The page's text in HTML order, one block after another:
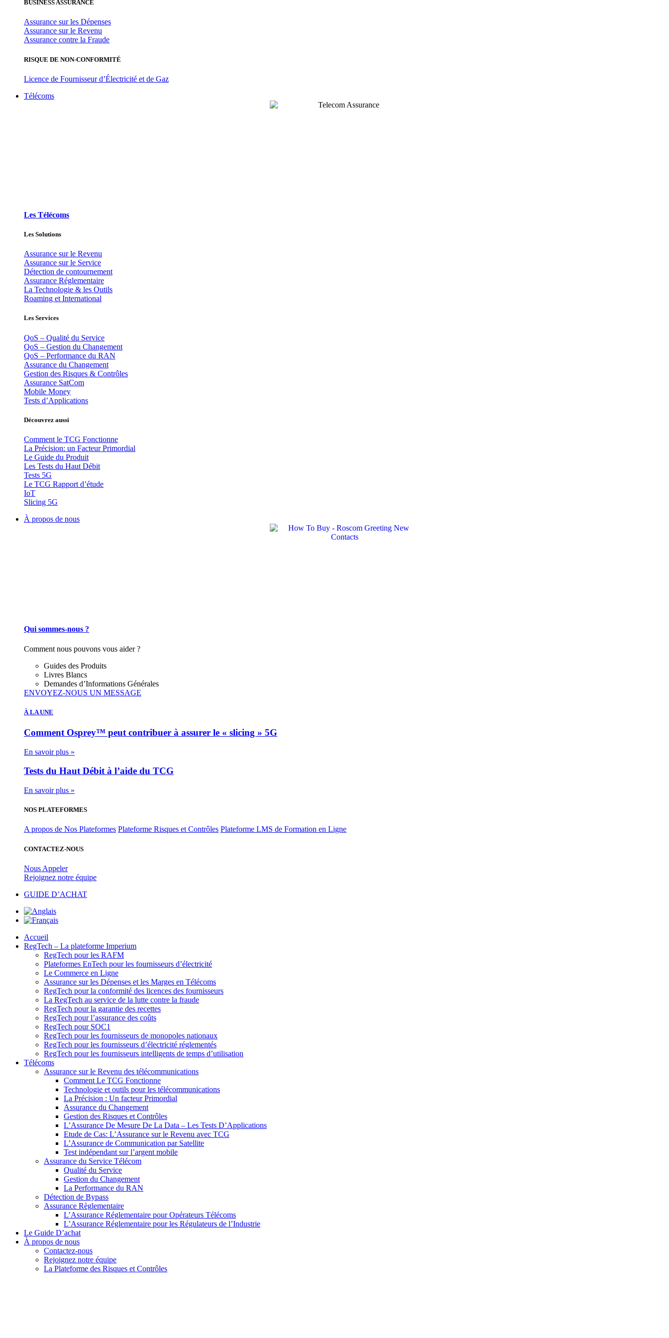
BUSINESS ASSURANCE
Assurance sur les Dépenses
Assurance sur le Revenu
Assurance contre la Fraude
RISQUE DE NON-CONFORMITÉ
Licence de Fournisseur d’Électricité et de Gaz
Télécoms
Les Télécoms
Les Solutions
Assurance sur le Revenu
Assurance sur le Service
Détection de contournement
Assurance Réglementaire
La Technologie & les Outils
Roaming et International
Les Services
QoS – Qualité du Service
QoS – Gestion du Changement
QoS – Performance du RAN
Assurance du Changement
Gestion des Risques & Contrôles
Assurance SatCom
Mobile Money
Tests d’Applications
Découvrez aussi
Comment le TCG Fonctionne
La Précision: un Facteur Primordial
Le Guide du Produit
Les Tests du Haut Débit
Tests 5G
Le TCG Rapport d’étude
IoT
Slicing 5G
À propos de nous
Qui sommes-nous ?
Comment nous pouvons vous aider ?
Guides des Produits
Livres Blancs
Demandes d’Informations Générales
ENVOYEZ-NOUS UN MESSAGE
À LA UNE
Comment Osprey™ peut contribuer à assurer le « slicing » 5G
En savoir plus »
Tests du Haut Débit à l’aide du TCG
En savoir plus »
NOS PLATEFORMES
A propos de Nos Plateformes Plateforme Risques et Contrôles Plateforme LMS de Formation en Ligne
CONTACTEZ-NOUS
Nous Appeler
Rejoignez notre équipe
GUIDE D’ACHAT
Accueil
RegTech – La plateforme Imperium
RegTech pour les RAFM
Plateformes EnTech pour les fournisseurs d’électricité
Le Commerce en Ligne
Assurance sur les Dépenses et les Marges en Télécoms
RegTech pour la conformité des licences des fournisseurs
La RegTech au service de la lutte contre la fraude
RegTech pour la garantie des recettes
RegTech pour l’assurance des coûts
RegTech pour SOC1
RegTech pour les fournisseurs de monopoles nationaux
RegTech pour les fournisseurs d’électricité réglementés
RegTech pour les fournisseurs intelligents de temps d’utilisation
Télécoms
Assurance sur le Revenu des télécommunications
Comment Le TCG Fonctionne
Technologie et outils pour les télécommunications
La Précision : Un facteur Primordial
Assurance du Changement
Gestion des Risques et Contrôles
L’Assurance De Mesure De La Data – Les Tests D’Applications
Etude de Cas: L’Assurance sur le Revenu avec TCG
L’Assurance de Communication par Satellite
Test indépendant sur l’argent mobile
Assurance du Service Télécom
Qualité du Service
Gestion du Changement
La Performance du RAN
Détection de Bypass
Assurance Règlementaire
L’Assurance Réglementaire pour Opérateurs Télécoms
L’Assurance Réglementaire pour les Régulateurs de l’Industrie
Le Guide D’achat
À propos de nous
Contactez-nous
Rejoignez notre équipe
La Plateforme des Risques et Contrôles